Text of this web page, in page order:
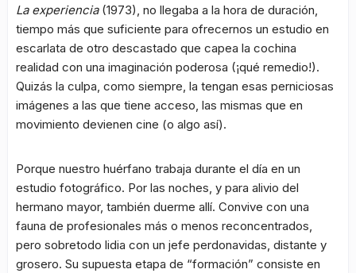
La experiencia(1973), no llegaba a la hora de duración,
tiempo más que suficiente para ofrecernos un estudio en
escarlata de otro descastado que capea la cochina
realidad con una imaginación poderosa (¡qué remedio!).
Quizás la culpa, como siempre, la tengan esas perniciosas
imágenes a las que tiene acceso, las mismas que en
movimiento devienen cine (o algo así).
Porque nuestro huérfano trabaja durante el día en un
estudio fotográfico. Por las noches, y para alivio del
hermano mayor, también duerme allí. Convive con una
fauna de profesionales más o menos reconcentrados,
pero sobretodo lidia con un jefe perdonavidas, distante y
grosero. Su supuesta etapa de “formación” consiste en